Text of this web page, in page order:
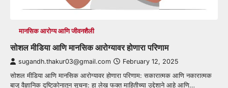
मानसिक आरोग्य आणि जीवनशैली
सोशल मीडिया आणि मानसिक आरोग्यावर होणारा परिणाम
sugandh.thakur03@gmail.com February 12, 2025
सोशल मीडिया आणि मानसिक आरोग्यावर होणारा परिणाम: सकारात्मक आणि नकारात्मक
बाजू वैज्ञानिक दृष्टिकोनातून सूचना: हा लेख फक्त माहितीच्या उद्देशाने आहे आणि…